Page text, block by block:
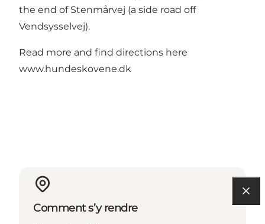
the end of Stenmårvej (a side road off
Vendsysselvej).
Read more and find directions here
www.hundeskovene.dk
Comment s’y rendre